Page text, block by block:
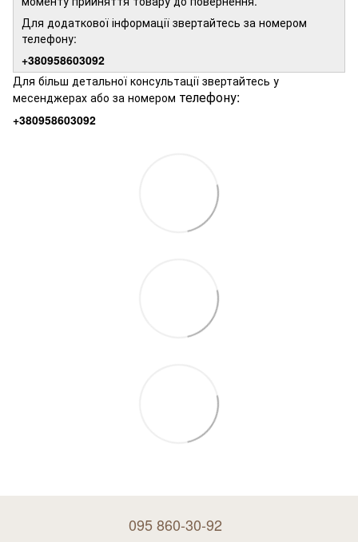
Для додаткової інформації звертайтесь за номером
телефону:
+380958603092
Для більш детальної консультації звертайтесь у
месенджерах або за номером телефону:
+380958603092
095 860-30-92